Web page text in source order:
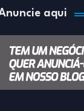
aqui